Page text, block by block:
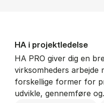
HA i pro­jekt­le­del­se
HA PRO giver dig en
virksomheders arbejde
forskellige former for
udvikle, gennemføre